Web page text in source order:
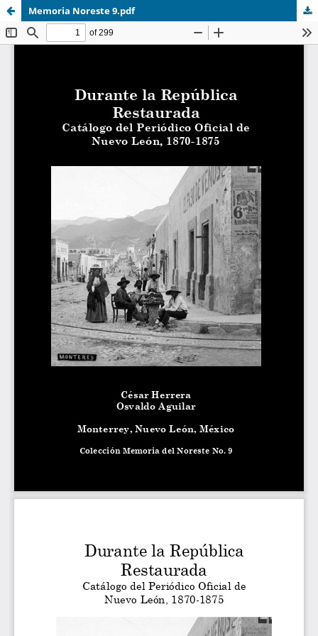
Memoria Noreste 9.pdf